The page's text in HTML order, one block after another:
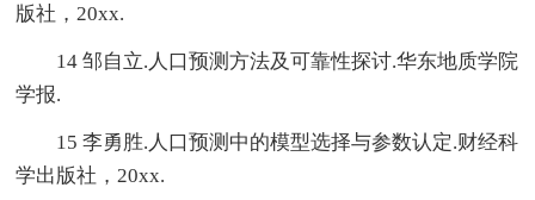
版社，20xx.
14 邹自立.人口预测方法及可靠性探讨.华东地质学院
学报.
15 李勇胜.人口预测中的模型选择与参数认定.财经科
学出版社，20xx.